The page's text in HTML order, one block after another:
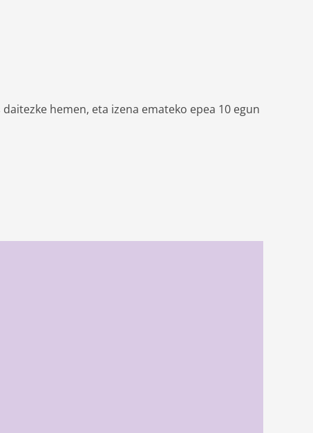
hemen, eta izena emateko epea 10 egun